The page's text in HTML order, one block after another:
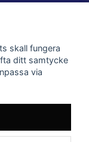
skall fungera
ditt samtycke
via